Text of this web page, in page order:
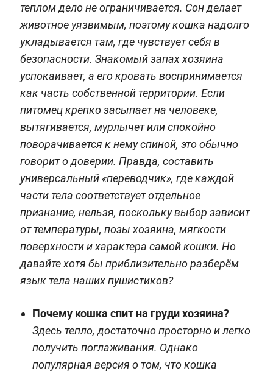
теплом дело не ограничивается. Сон делает
животное уязвимым, поэтому кошка надолго
укладывается там, где чувствует себя в
безопасности. Знакомый запах хозяина
успокаивает, а его кровать воспринимается
как часть собственной территории. Если
питомец крепко засыпает на человеке,
вытягивается, мурлычет или спокойно
поворачивается к нему спиной, это обычно
говорит о доверии. Правда, составить
универсальный «переводчик», где каждой
части тела соответствует отдельное
признание, нельзя, поскольку выбор зависит
от температуры, позы хозяина, мягкости
поверхности и характера самой кошки. Но
давайте хотя бы приблизительно разберём
язык тела наших пушистиков?
Почему кошка спит на груди хозяина?
Здесь тепло, достаточно просторно и легко
получить поглаживания. Однако
популярная версия о том, что кошка